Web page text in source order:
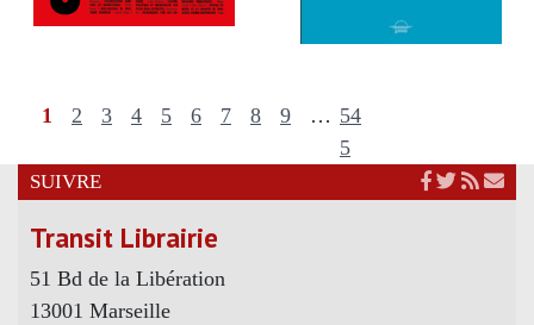
1 2 3 4 5 6 7 8 9 … 54
5
SUIVRE
Transit Librairie
51 Bd de la Libération
13001 Marseille